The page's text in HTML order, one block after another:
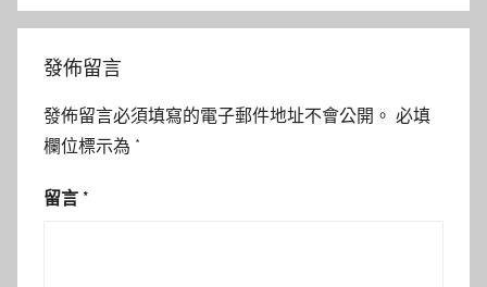
發佈留言
發佈留言必須填寫的電子郵件地址不會公開。 必填
欄位標示為 *
留言 *